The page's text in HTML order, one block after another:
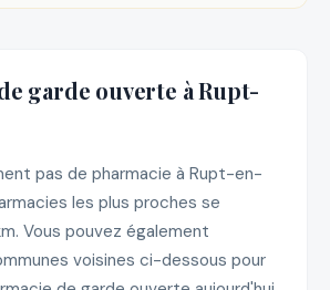
garde ouverte à Rupt-
pas de pharmacie à Rupt-en-
les plus proches se
Vous pouvez également
voisines ci-dessous pour